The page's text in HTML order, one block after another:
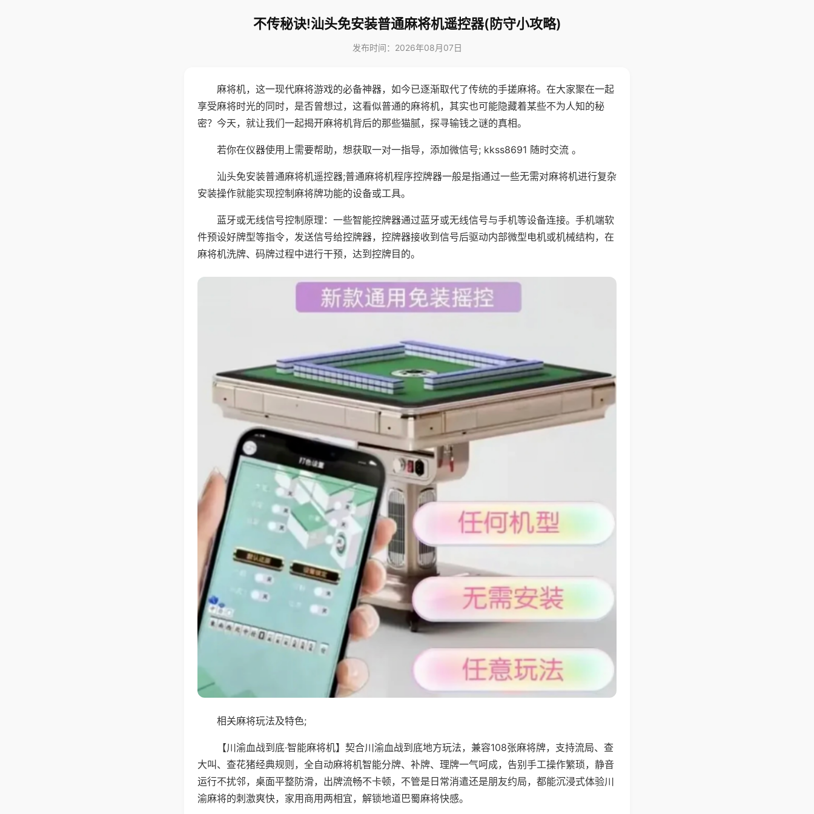
不传秘诀!汕头免安装普通麻将机遥控器(防守小攻略)
发布时间：2026年08月07日
麻将机，这一现代麻将游戏的必备神器，如今已逐渐取代了传统的手搓麻将。在大家聚在一起
享受麻将时光的同时，是否曾想过，这看似普通的麻将机，其实也可能隐藏着某些不为人知的秘
密？今天，就让我们一起揭开麻将机背后的那些猫腻，探寻输钱之谜的真相。
若你在仪器使用上需要帮助，想获取一对一指导，添加微信号; kkss8691 随时交流 。
汕头免安装普通麻将机遥控器;普通麻将机程序控牌器一般是指通过一些无需对麻将机进行复杂
安装操作就能实现控制麻将牌功能的设备或工具。
蓝牙或无线信号控制原理：一些智能控牌器通过蓝牙或无线信号与手机等设备连接。手机端软
件预设好牌型等指令，发送信号给控牌器，控牌器接收到信号后驱动内部微型电机或机械结构，在
麻将机洗牌、码牌过程中进行干预，达到控牌目的。
相关麻将玩法及特色;
【川渝血战到底·智能麻将机】契合川渝血战到底地方玩法，兼容108张麻将牌，支持流局、查
大叫、查花猪经典规则，全自动麻将机智能分牌、补牌、理牌一气呵成，告别手工操作繁琐，静音
运行不扰邻，桌面平整防滑，出牌流畅不卡顿，不管是日常消遣还是朋友约局，都能沉浸式体验川
渝麻将的刺激爽快，家用商用两相宜，解锁地道巴蜀麻将快感。